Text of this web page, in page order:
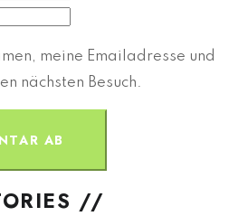
meine Emailadresse und
nächsten Besuch.
//